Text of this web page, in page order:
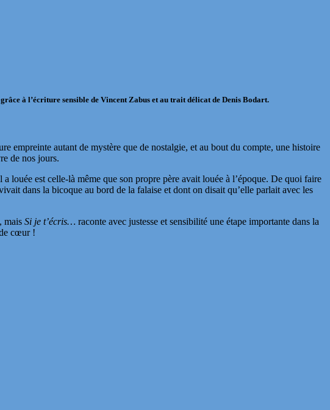
à l’écriture sensible de Vincent Zabus et au trait délicat de Denis Bodart.
empreinte autant de mystère que de nostalgie, et au bout du compte, une histoire
de nos jours.
louée est celle-là même que son propre père avait louée à l’époque. De quoi faire
dans la bicoque au bord de la falaise et dont on disait qu’elle parlait avec les
mais Si je t’écris… raconte avec justesse et sensibilité une étape importante dans la
cœur !